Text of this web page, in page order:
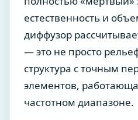
естественность и
диффузор
— это не просто
структура с точным
элементов,
частотном диапазоне.